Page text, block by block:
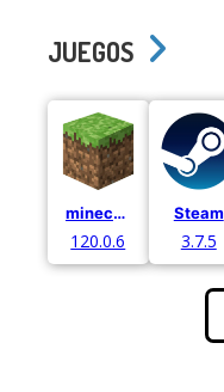
JUEGOS
minecraft
120.0.6
Steam
3.7.5